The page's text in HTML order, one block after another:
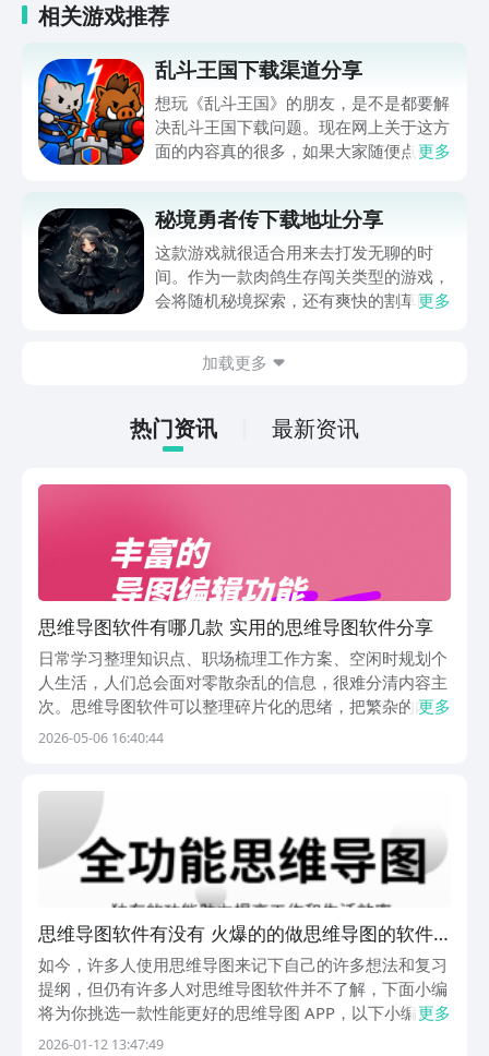
相关游戏推荐
乱斗王国下载渠道分享
想玩《乱斗王国》的朋友，是不是都要解
决乱斗王国下载问题。现在网上关于这方
面的内容真的很多，如果大家随便点击陌
app进行下载会更加方便，九游是手游福
利最多的游戏平台，在这里不仅能够看到
游戏资源，还能及时查看后续的消息、活
动内容等相关信息。
更多
秘境勇者传下载地址分享
这款游戏就很适合用来去打发无聊的时
间。作为一款肉鸽生存闯关类型的游戏，
会将随机秘境探索，还有爽快的割草闯关
接就可以下载。游戏的上手门槛还是比较
打发无聊的时间，可玩性真的比较高。
更多
加载更多
热门资讯 最新资讯
思维导图软件有哪几款 实用的思维导图软件分享
日常学习整理知识点、职场梳理工作方案、空闲时规划个
人生活，人们总会面对零散杂乱的信息，很难分清内容主
次。思维导图软件可以整理碎片化的思绪，把繁杂的内容
梳理成清晰的结构，降低思考和复盘的难度。市面上相关
更多
2026-05-06 16:40:44
思维导图软件有没有 火爆的的做思维导图的软件
分享
如今，许多人使用思维导图来记下自己的许多想法和复习
提纲，但仍有许多人对思维导图软件并不了解，下面小编
将为你挑选一款性能更好的思维导图 APP，以下小编为你
介绍的这些软件，都是此类软件中的佼佼者，深受广大用
更多
2026-01-12 13:47:49